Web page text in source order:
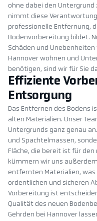
ohne dabei den Untergrund
nimmt diese
professionelle Entfernung,
Bodenvorbereitung bildet.
Schäden und Unebenheiten
Hannover wohnen und
benötigen, sind wir für Sie
Effiziente
Entsorgung
Das Entfernen des Bodens
alten Materialien. Unser
Untergrunds ganz genau
und Spachtelmassen,
Fläche, die bereit ist für den
kümmern wir uns
entfernten Materialien,
ordentlichen und sicheren
Vorbereitung ist
Qualität des neuen
Gehrden bei Hannover